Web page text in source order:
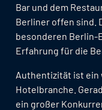
Bar und dem
Berliner offen sind.
besonderen Berlin-
Erfahrung für die
Authentizität ist ein
Hotelbranche.
ein großer